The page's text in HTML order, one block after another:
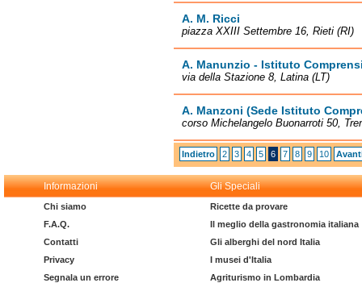
A. M. Ricci
piazza XXIII Settembre 16, Rieti (RI)
A. Manunzio - Istituto
via della Stazione 8, Latina (LT)
A. Manzoni (Sede Istituto
corso Michelangelo Buonarroti 50,
Indietro 2 3 4 5 6 7 8 9 10
Informazioni Gli Speciali
Chi siamo
F.A.Q.
Contatti
Privacy
Segnala un errore
Ricette da provare
Il meglio della gastronomia italiana
Gli alberghi del nord Italia
I musei d'Italia
Agriturismo in Lombardia